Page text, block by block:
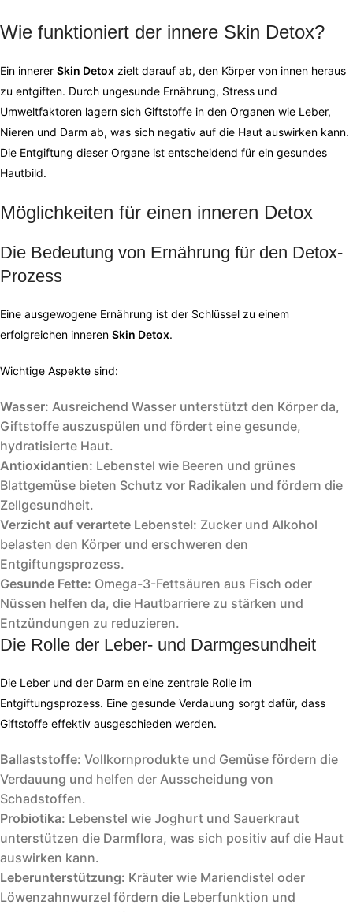
Wie funktioniert der innere Skin Detox?
Ein innerer Skin Detox zielt darauf ab, den Körper von innen heraus
zu entgiften. Durch ungesunde Ernährung, Stress und
Umweltfaktoren lagern sich Giftstoffe in den Organen wie Leber,
Nieren und Darm ab, was sich negativ auf die Haut auswirken kann.
Die Entgiftung dieser Organe ist entscheidend für ein gesundes
Hautbild.
Möglichkeiten für einen inneren Detox
Die Bedeutung von Ernährung für den Detox-
Prozess
Eine ausgewogene Ernährung ist der Schlüssel zu einem
erfolgreichen inneren Skin Detox.
Wichtige Aspekte sind:
Wasser: Ausreichend Wasser unterstützt den Körper da,
Giftstoffe auszuspülen und fördert eine gesunde,
hydratisierte Haut.
Antioxidantien: Lebenstel wie Beeren und grünes
Blattgemüse bieten Schutz vor Radikalen und fördern die
Zellgesundheit.
Verzicht auf verartete Lebenstel: Zucker und Alkohol
belasten den Körper und erschweren den
Entgiftungsprozess.
Gesunde Fette: Omega-3-Fettsäuren aus Fisch oder
Nüssen helfen da, die Hautbarriere zu stärken und
Entzündungen zu reduzieren.
Die Rolle der Leber- und Darmgesundheit
Die Leber und der Darm en eine zentrale Rolle im
Entgiftungsprozess. Eine gesunde Verdauung sorgt dafür, dass
Giftstoffe effektiv ausgeschieden werden.
Ballaststoffe: Vollkornprodukte und Gemüse fördern die
Verdauung und helfen der Ausscheidung von
Schadstoffen.
Probiotika: Lebenstel wie Joghurt und Sauerkraut
unterstützen die Darmflora, was sich positiv auf die Haut
auswirken kann.
Leberunterstützung: Kräuter wie Mariendistel oder
Löwenzahnwurzel fördern die Leberfunktion und